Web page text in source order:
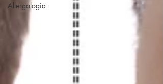
Allergologia